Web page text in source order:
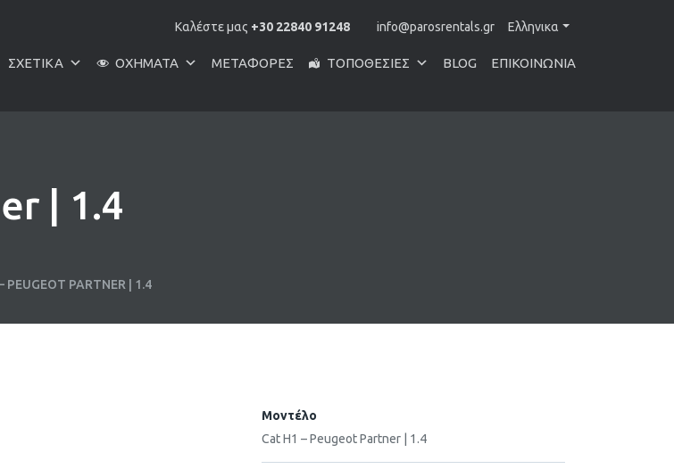
Ελληνικα
info@parosrentals.gr
Καλέστε μας +30 22840 91248
ΣΧΕΤΙΚΆ ΟΧΉΜΑΤΑ ΜΕΤΑΦΟΡΕΣ ΤΟΠΟΘΕΣΊΕΣ BLOG ΕΠΙΚΟΙΝΩΝΊΑ
| 1.4
PEUGEOT PARTNER | 1.4
Μοντέλο
Cat H1 – Peugeot Partner | 1.4